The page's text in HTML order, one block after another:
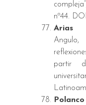
nº44.
Arias
Angulo,
partir